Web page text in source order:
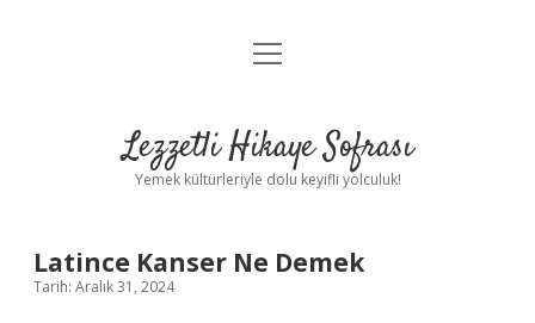
Anasayfa
Yasal Uyarı
menüyü
Lezzetli Hikaye Sofrası
Yemek kültürleriyle dolu keyifli yolculuk!
Latince Kanser Ne Demek
Tarih: Aralık 31, 2024